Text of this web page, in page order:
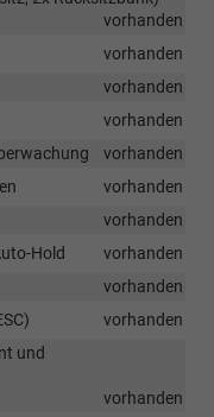
vorhanden
vorhanden
vorhanden
vorhanden
vorhanden
vorhanden
vorhanden
Hold
vorhanden
vorhanden
vorhanden
und
vorhanden